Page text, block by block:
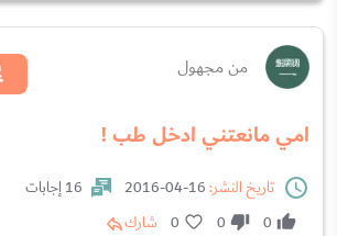
من مجهول
امي مانعتني ادخل طب !
تاريخ النشر:
16 إجابات
0
0
0 شارك